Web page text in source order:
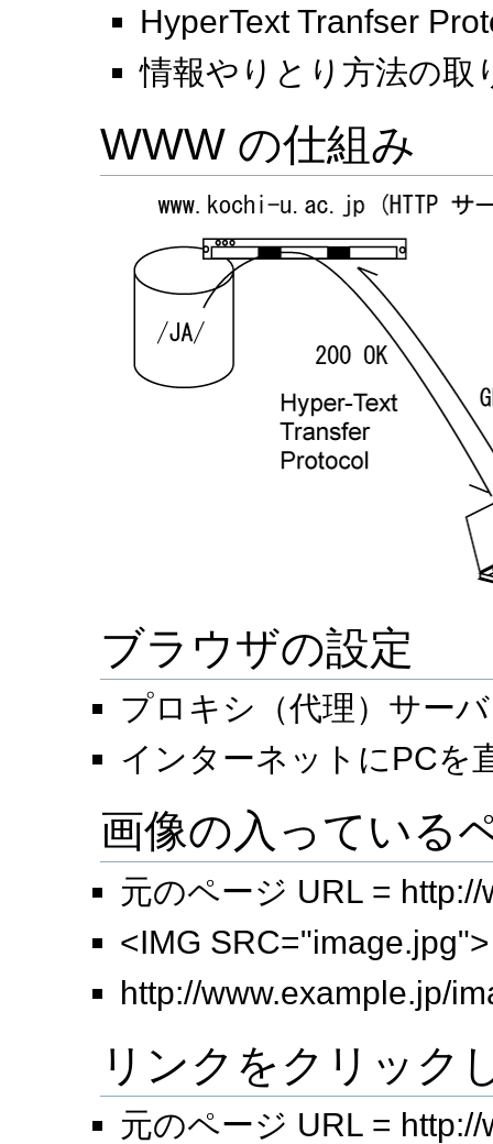
HyperText Tranfser
情報やりとり方法の取
WWW の仕組み
ブラウザの設定
プロキシ（代理）サーバ
インターネットにPCを
画像の入っている
元のページ URL =
<IMG SRC="image.jpg">
http://www.example.jp/
リンクをクリック
元のページ URL =